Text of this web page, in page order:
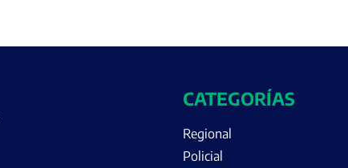
CATEGORÍAS
Regional
Policial